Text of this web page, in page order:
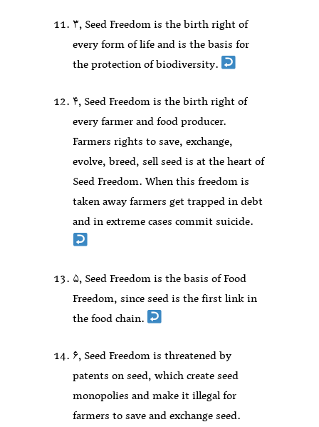
۳٫ Seed Freedom is the birth right of
every form of life and is the basis for
the protection of biodiversity.
۴٫ Seed Freedom is the birth right of
every farmer and food producer.
Farmers rights to save, exchange,
evolve, breed, sell seed is at the heart of
Seed Freedom. When this freedom is
taken away farmers get trapped in debt
and in extreme cases commit suicide.
۵٫ Seed Freedom is the basis of Food
Freedom, since seed is the first link in
the food chain.
۶٫ Seed Freedom is threatened by
patents on seed, which create seed
monopolies and make it illegal for
farmers to save and exchange seed.